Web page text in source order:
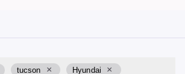
tucson × Hyundai ×